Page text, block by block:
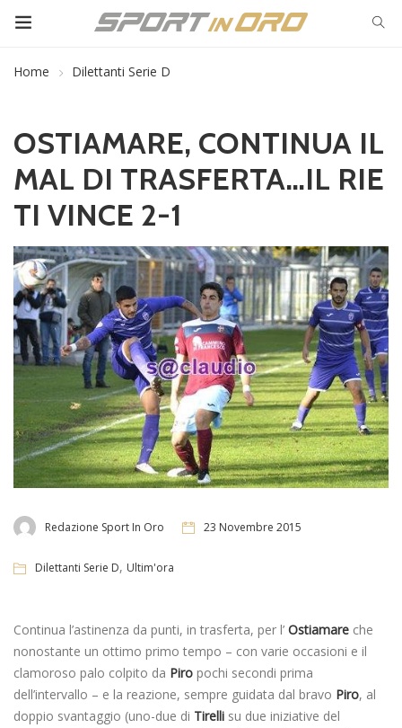
Home Dilettanti Serie D
OSTIAMARE, CONTINUA IL
MAL DI TRASFERTA…IL RIE
TI VINCE 2-1
Redazione Sport In Oro 23 Novembre 2015
Dilettanti Serie D, Ultim'ora
Continua l’astinenza da punti, in trasferta, per l’ Ostiamare che
nonostante un ottimo primo tempo – con varie occasioni e il
clamoroso palo colpito da Piro pochi secondi prima
dell’intervallo – e la reazione, sempre guidata dal bravo Piro, al
doppio svantaggio (uno-due di Tirelli su due iniziative del